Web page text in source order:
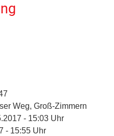
Weg, Groß-Zimmern
- 15:03 Uhr
- 15:55 Uhr